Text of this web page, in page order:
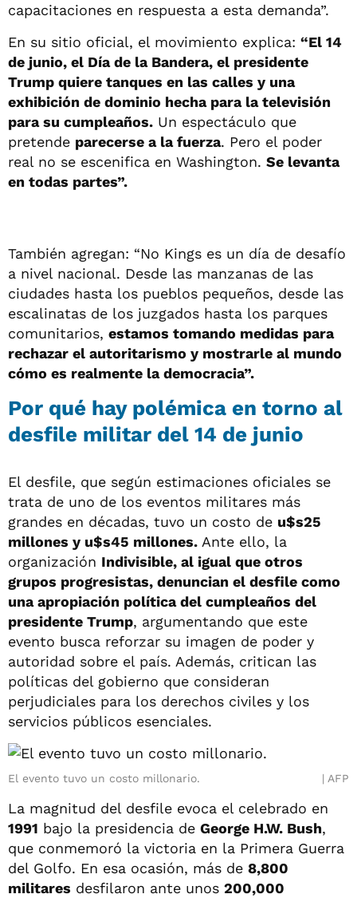
capacitaciones en respuesta a esta demanda”.
En su sitio oficial, el movimiento explica: “El 14
de junio, el Día de la Bandera, el presidente
Trump quiere tanques en las calles y una
exhibición de dominio hecha para la televisión
para su cumpleaños. Un espectáculo que
pretende parecerse a la fuerza. Pero el poder
real no se escenifica en Washington. Se levanta
en todas partes”.
También agregan: “No Kings es un día de desafío
a nivel nacional. Desde las manzanas de las
ciudades hasta los pueblos pequeños, desde las
escalinatas de los juzgados hasta los parques
comunitarios, estamos tomando medidas para
rechazar el autoritarismo y mostrarle al mundo
cómo es realmente la democracia”.
Por qué hay polémica en torno al
desfile militar del 14 de junio
El desfile, que según estimaciones oficiales se
trata de uno de los eventos militares más
grandes en décadas, tuvo un costo de u$s25
millones y u$s45 millones. Ante ello, la
organización Indivisible, al igual que otros
grupos progresistas, denuncian el desfile como
una apropiación política del cumpleaños del
presidente Trump, argumentando que este
evento busca reforzar su imagen de poder y
autoridad sobre el país. Además, critican las
políticas del gobierno que consideran
perjudiciales para los derechos civiles y los
servicios públicos esenciales.
El evento tuvo un costo millonario. AFP
La magnitud del desfile evoca el celebrado en
1991 bajo la presidencia de George H.W. Bush,
que conmemoró la victoria en la Primera Guerra
del Golfo. En esa ocasión, más de 8,800
militares desfilaron ante unos 200,000